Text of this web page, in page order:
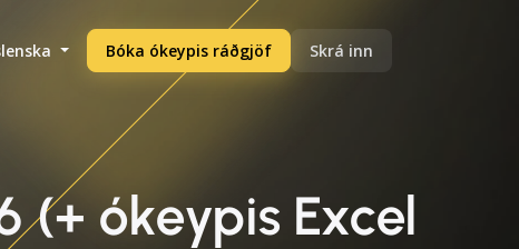
Bóka ókeypis ráðgjöf Skrá inn
ókeypis Excel